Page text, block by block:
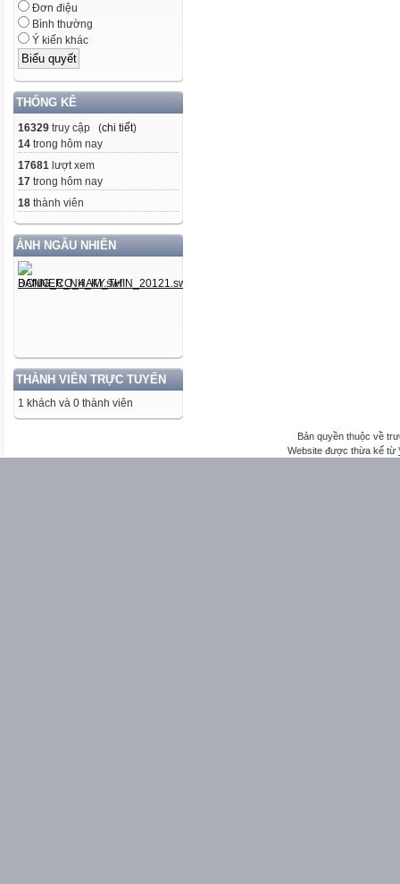
Đơn điệu
Bình thường
Ý kiến khác
THỐNG KÊ
16329 truy cập (chi tiết)
14 trong hôm nay
17681 lượt xem
17 trong hôm nay
18 thành viên
ẢNH NGẪU NHIÊN
THÀNH VIÊN TRỰC TUYẾN
1 khách và 0 thành viên
Bản quyền thuộc về
Website được thừa kế từ